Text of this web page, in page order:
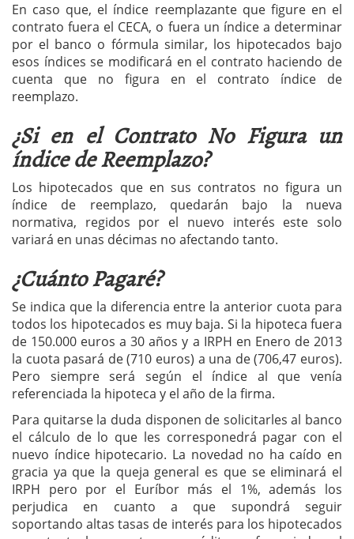
En caso que, el índice reemplazante que figure en el
contrato fuera el CECA, o fuera un índice a determinar
por el banco o fórmula similar, los hipotecados bajo
esos índices se modificará en el contrato haciendo de
cuenta que no figura en el contrato índice de
reemplazo.
¿Si en el Contrato No Figura un
índice de Reemplazo?
Los hipotecados que en sus contratos no figura un
índice de reemplazo, quedarán bajo la nueva
normativa, regidos por el nuevo interés este solo
variará en unas décimas no afectando tanto.
¿Cuánto Pagaré?
Se indica que la diferencia entre la anterior cuota para
todos los hipotecados es muy baja. Si la hipoteca fuera
de 150.000 euros a 30 años y a IRPH en Enero de 2013
la cuota pasará de (710 euros) a una de (706,47 euros).
Pero siempre será según el índice al que venía
referenciada la hipoteca y el año de la firma.
Para quitarse la duda disponen de solicitarles al banco
el cálculo de lo que les corresponedrá pagar con el
nuevo índice hipotecario. La novedad no ha caído en
gracia ya que la queja general es que se eliminará el
IRPH pero por el Euríbor más el 1%, además los
perjudica en cuanto a que supondrá seguir
soportando altas tasas de interés para los hipotecados